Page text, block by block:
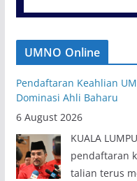
UMNO Online
Pendaftaran Keahlian
Dominasi Ahli Baharu
6 August 2026
KUALA
pendaftaran
talian terus